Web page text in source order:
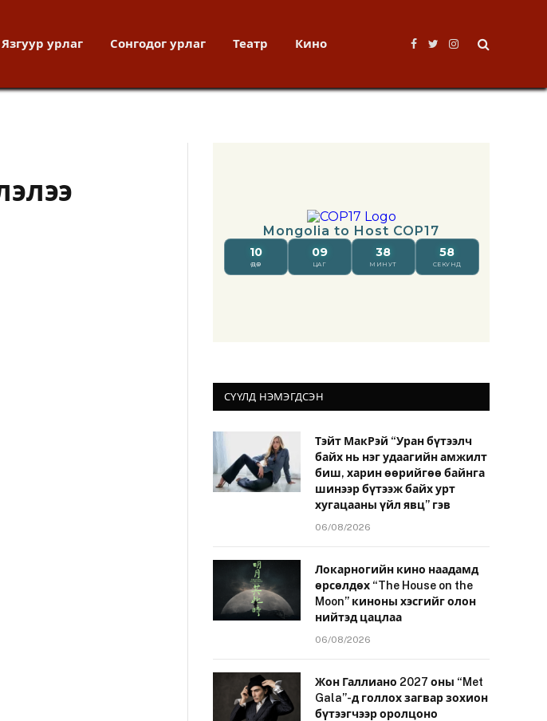
Язгуур урлаг Сонгодог урлаг Театр Кино
Facebook
TwitterInstagram
СҮҮЛД НЭМЭГДСЭН
Тэйт МакРэй “Уран бүтээлч
байх нь нэг удаагийн амжилт
биш, харин өөрийгөө байнга
шинээр бүтээж байх урт
хугацааны үйл явц” гэв
06/08/2026
Локарногийн кино наадамд
өрсөлдөх “The House on the
Moon” киноны хэсгийг олон
нийтэд цацлаа
06/08/2026
Жон Галлиано 2027 оны “Met
Gala”-д голлох загвар зохион
бүтээгчээр оролцоно